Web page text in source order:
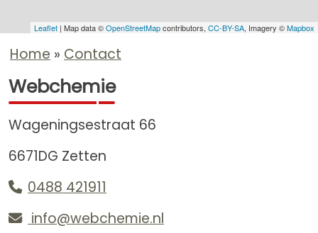
Leaflet | Map data ©OpenStreetMapcontributors, CC-BY-SA, Imagery ©Mapbox
Home Contact
Webchemie
Wageningsestraat 66
6671DG Zetten
0488 421911
info@webchemie.nl